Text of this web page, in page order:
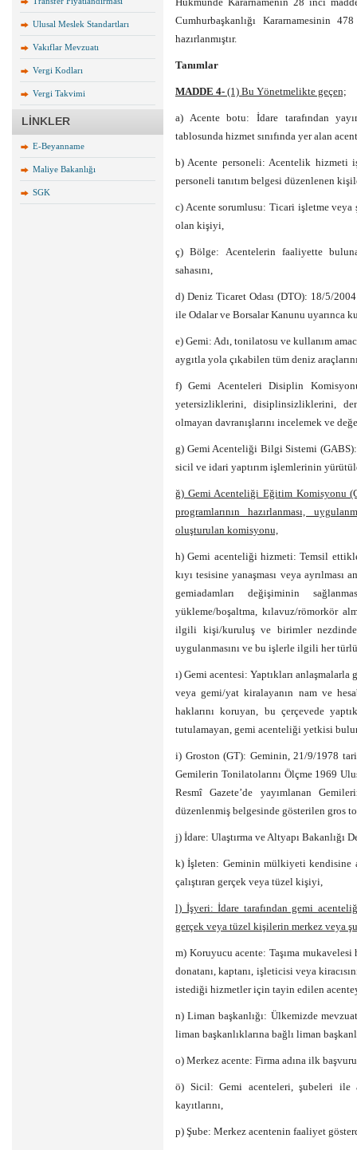
Ulusal Meslek Standartları
Vakıflar Mevzuatı
Vergi Kodları
Vergi Takvimi
LİNKLER
E-Beyanname
Maliye Bakanlığı
SGK
Cumhurbaşkanlığı Kararnamesinin
hazırlanmıştır.
Tanımlar
MADDE 4- (1) Bu Yönetmelikte geçen;
a) Acente botu: İdare tarafından
tablosunda hizmet sınıfında yer alan
b) Acente personeli: Acentelik hizmeti
personeli tanıtım belgesi düzenlenen
c) Acente sorumlusu: Ticari işletme veya
olan kişiyi,
ç) Bölge: Acentelerin faaliyette
sahasını,
d) Deniz Ticaret Odası (DTO): 18/5/
ile Odalar ve Borsalar Kanunu uyarınca
e) Gemi: Adı, tonilatosu ve kullanım
aygıtla yola çıkabilen tüm deniz
f) Gemi Acenteleri Disiplin
yetersizliklerini, disiplinsizliklerini,
olmayan davranışlarını incelemek ve
g) Gemi Acenteliği Bilgi Sistemi
sicil ve idari yaptırım işlemlerinin
ğ) Gemi Acenteliği Eğitim Komisyonu
programlarının hazırlanması,
oluşturulan komisyonu,
h) Gemi acenteliği hizmeti: Temsil
kıyı tesisine yanaşması veya ayrılması
gemiadamları değişiminin
yükleme/boşaltma, kılavuz/römorkör
ilgili kişi/kuruluş ve birimler nezdinde
uygulanmasını ve bu işlerle ilgili her
ı) Gemi acentesi: Yaptıkları
veya gemi/yat kiralayanın nam ve
haklarını koruyan, bu çerçevede
tutulamayan, gemi acenteliği yetkisi
i) Groston (GT): Geminin, 21/9/1978
Gemilerin Tonilatolarını Ölçme 1969
Resmî Gazete’de yayımlanan
düzenlenmiş belgesinde gösterilen gros
j) İdare: Ulaştırma ve Altyapı Bakanlığı
k) İşleten: Geminin mülkiyeti
çalıştıran gerçek veya tüzel kişiyi,
l) İşyeri: İdare tarafından gemi
gerçek veya tüzel kişilerin merkez veya
m) Koruyucu acente: Taşıma
donatanı, kaptanı, işleticisi veya
istediği hizmetler için tayin edilen
n) Liman başkanlığı: Ülkemizde
liman başkanlıklarına bağlı liman
o) Merkez acente: Firma adına ilk
ö) Sicil: Gemi acenteleri, şubeleri ile
kayıtlarını,
p) Şube: Merkez acentenin faaliyet